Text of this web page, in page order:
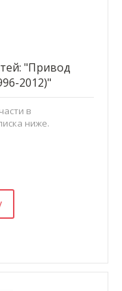
"Привод
2012)"
в
ниже.